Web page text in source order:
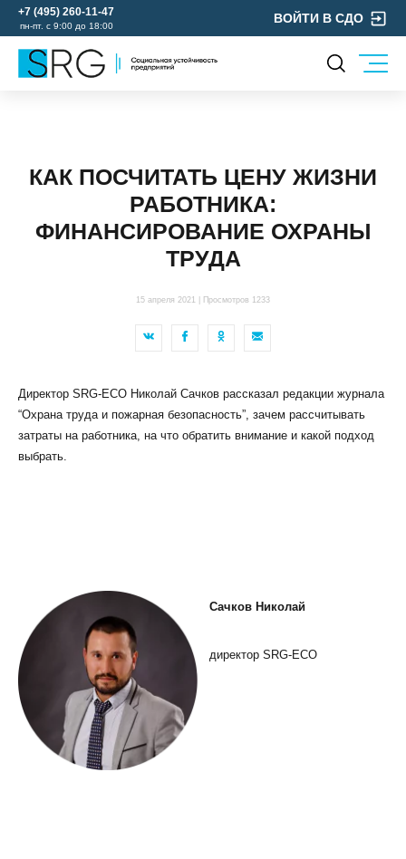
+7 (495) 260-11-47
пн-пт. с 9:00 до 18:00
ВОЙТИ В СДО
Реквизиты
УЧЕБНЫЙ ЦЕНТР
ЭКОЛОГИЯ
ПОЛЬЗОВАТЕЛЬСКОЕ СОГЛАШЕНИЕ
КАК ПОСЧИТАТЬ ЦЕНУ ЖИЗНИ
РАБОТНИКА:
ФИНАНСИРОВАНИЕ ОХРАНЫ
ТРУДА
15 апреля 2021 | Просмотров 1233
Директор SRG-ECO Николай Сачков рассказал редакции журнала
“Охрана труда и пожарная безопасность”, зачем рассчитывать
затраты на работника, на что обратить внимание и какой подход
выбрать.
Сачков Николай
директор SRG-ECO